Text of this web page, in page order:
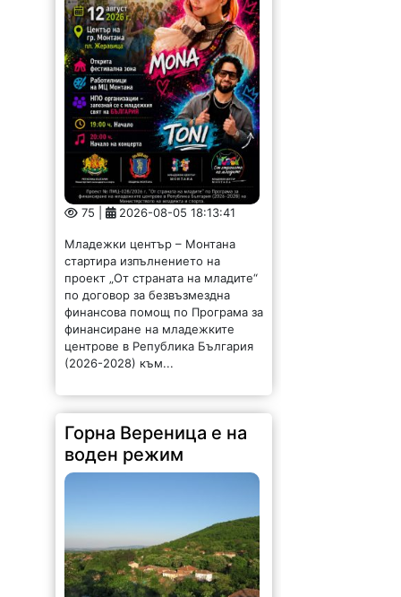
75 | 2026-08-05 18:13:41
Младежки център – Монтана
стартира изпълнението на
проект „От страната на младите“
по договор за безвъзмездна
финансова помощ по Програма за
финансиране на младежките
центрове в Република България
(2026-2028) към...
Горна Вереница е на
воден режим